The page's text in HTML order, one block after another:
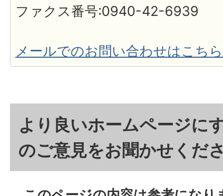
ファクス番号:0940-42-6939
メールでのお問い合わせはこちら
より良いホームページに
のご意見をお聞かせくだ